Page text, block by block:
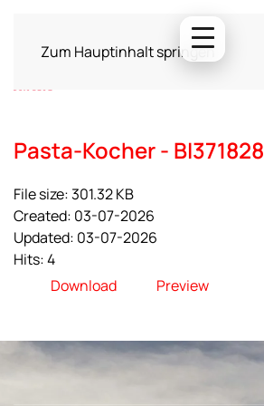
Zum Hauptinhalt springen
Pasta-Kocher - BI371828
File size: 301.32 KB
Created: 03-07-2026
Updated: 03-07-2026
Hits: 4
Download
Preview